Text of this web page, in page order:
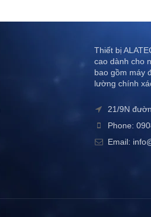
Thiết bị
cao dành cho
bao gồm máy
lường chính
21/9N
Phone:
Email: